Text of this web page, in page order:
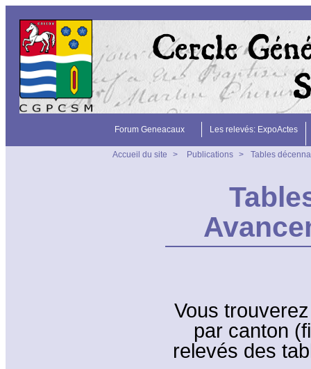
Forum Geneacaux Les relevés: ExpoActes
Accueil du site > Publications > Tables
Vous
par canton
relevés des